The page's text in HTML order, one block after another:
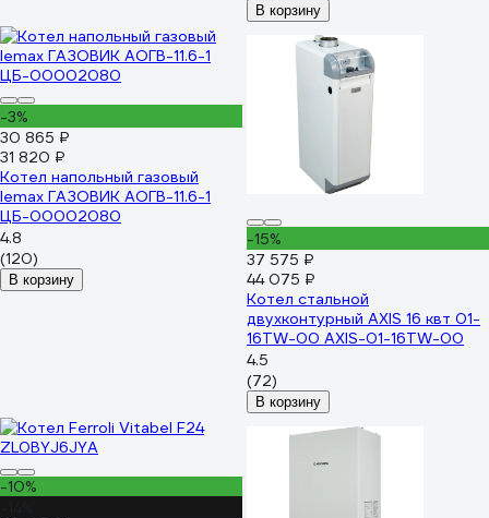
В корзину
-3%
30 865 ₽
31 820 ₽
Котел напольный газовый
lemax ГАЗОВИК АОГВ-11.6-1
ЦБ-00002080
4.8
(120)
В корзину
-15%
37 575 ₽
44 075 ₽
Котел стальной
двухконтурный AXIS 16 квт 01-
16TW-00 AXIS-01-16TW-00
4.5
(72)
В корзину
-10%